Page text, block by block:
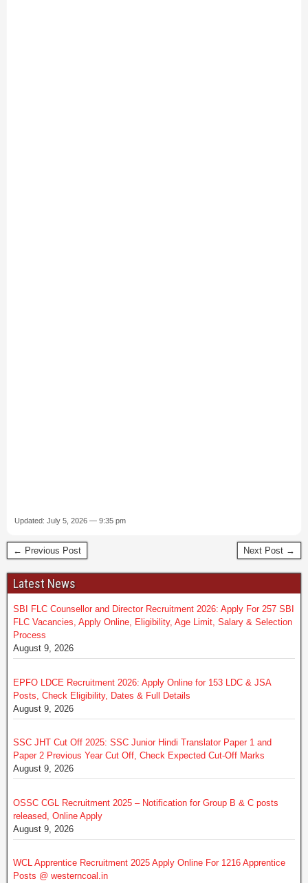
Updated: July 5, 2026 — 9:35 pm
← Previous Post Next Post →
Latest News
SBI FLC Counsellor and Director Recruitment 2026: Apply For 257 SBI
FLC Vacancies, Apply Online, Eligibility, Age Limit, Salary & Selection
Process
August 9, 2026
EPFO LDCE Recruitment 2026: Apply Online for 153 LDC & JSA
Posts, Check Eligibility, Dates & Full Details
August 9, 2026
SSC JHT Cut Off 2025: SSC Junior Hindi Translator Paper 1 and
Paper 2 Previous Year Cut Off, Check Expected Cut-Off Marks
August 9, 2026
OSSC CGL Recruitment 2025 – Notification for Group B & C posts
released, Online Apply
August 9, 2026
WCL Apprentice Recruitment 2025 Apply Online For 1216 Apprentice
Posts @ westerncoal.in